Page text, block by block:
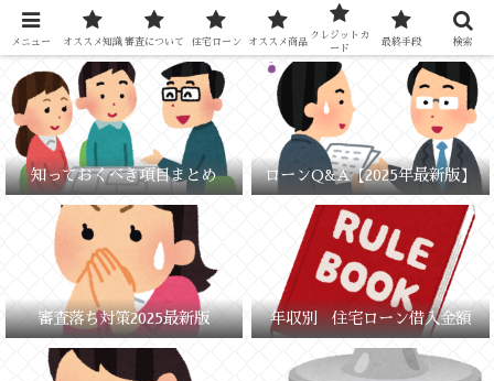
元銀行員が教える「失敗しないお金の選び方」
知っておくべき項目まとめ ローンQ&A【2025年最新版】
審査落ち対策2025最新版 年収別 住宅ローン借入金額
メニュー オススメ知識 審査について 住宅ローン オススメ商品
クレジットカ
ード
最終手段 検索